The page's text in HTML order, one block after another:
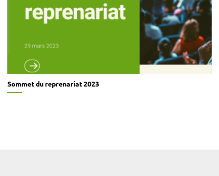
Sommet du reprenariat 2023